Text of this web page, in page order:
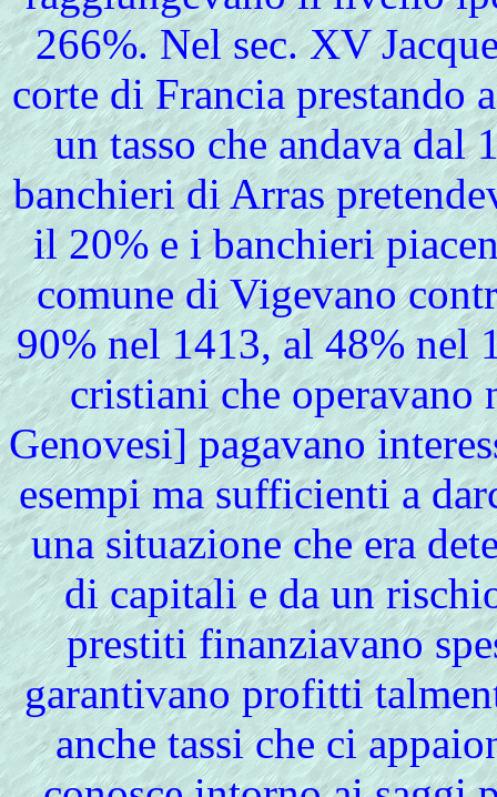
266%. Nel sec. XV
corte di Francia prestando
un tasso che andava dal
banchieri di Arras
il 20% e i banchieri
comune di Vigevano
90% nel 1413, al 48% nel
cristiani che
Genovesi] pagavano
esempi ma sufficienti a
una situazione che era
di capitali e da un
prestiti finanziavano
garantivano profitti
anche tassi che ci